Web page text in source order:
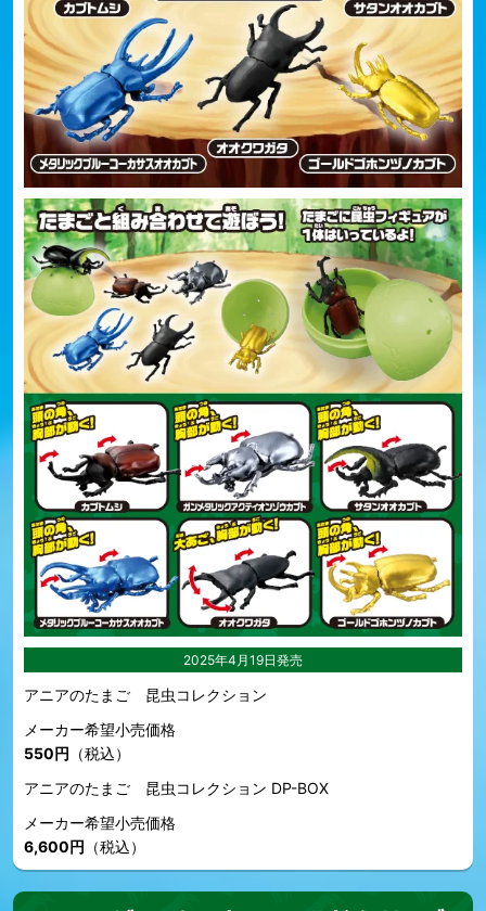
2025年4月19日発売
アニアのたまご 昆虫コレクション
メーカー希望小売価格
550円 （税込）
アニアのたまご 昆虫コレクション DP-BOX
メーカー希望小売価格
6,600円 （税込）